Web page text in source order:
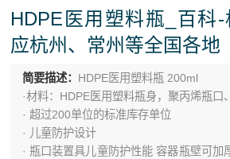
HDPE医用塑料瓶_百科
应杭州、常州等全国各地
简要描述： HDPE医用塑料瓶 200ml
·材料：HDPE医用塑料瓶身，聚丙烯瓶口、
· 超过200单位的标准库存单位
· 儿童防护设计
· 瓶口装置具儿童防护性能 容器瓶壁可加